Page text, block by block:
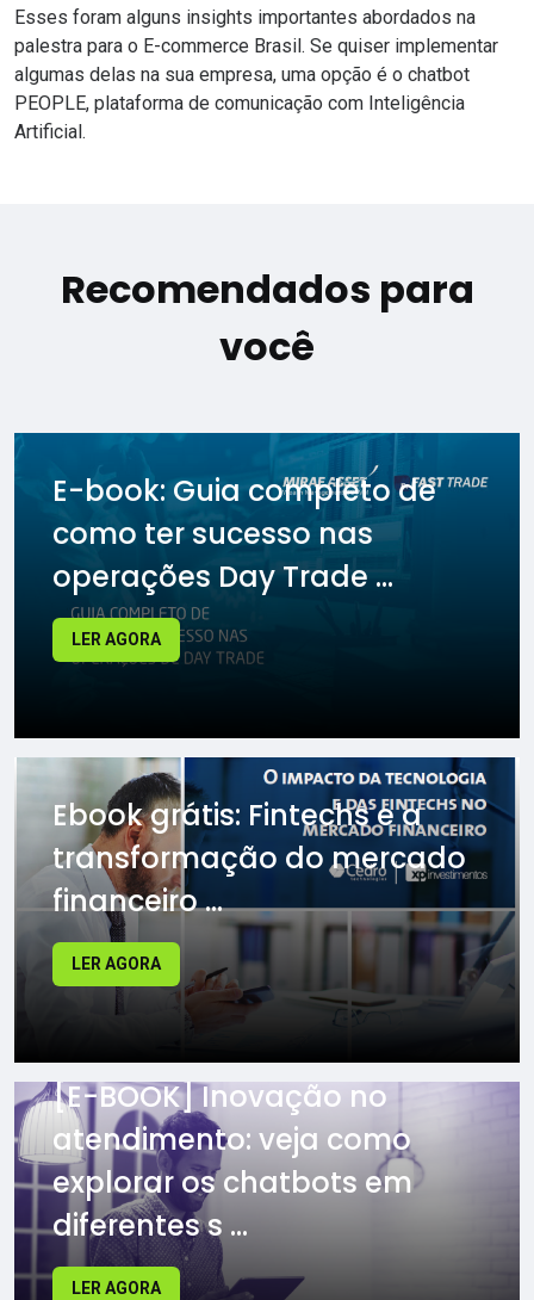
Esses foram alguns insights importantes abordados na
palestra para o E-commerce Brasil. Se quiser implementar
algumas delas na sua empresa, uma opção é o chatbot
PEOPLE, plataforma de comunicação com Inteligência
Artificial.
Recomendados para
você
E-book: Guia completo de
como ter sucesso nas
operações Day Trade ...
LER AGORA
Ebook grátis: Fintechs e a
transformação do mercado
financeiro ...
LER AGORA
[E-BOOK] Inovação no
atendimento: veja como
explorar os chatbots em
diferentes s ...
LER AGORA